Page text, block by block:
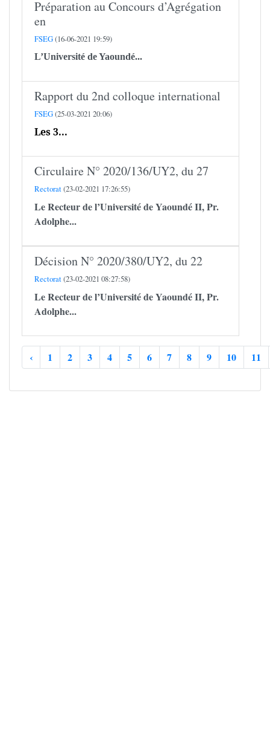
Préparation au Concours d’Agrégation
en
FSEG(16-06-2021 19:59)
L’Université de Yaoundé...
Rapport du 2nd colloque international
FSEG(25-03-2021 20:06)
Les 3...
Circulaire N° 2020/136/UY2, du 27
Rectorat(23-02-2021 17:26:55)
Le Recteur de l’Université de Yaoundé II,Pr.
Adolphe...
Décision N° 2020/380/UY2, du 22
Rectorat(23-02-2021 08:27:58)
Le Recteur de l’Université de Yaoundé II,Pr.
Adolphe...
‹ 1 2 3 4 5 6 7 8 9 10 11